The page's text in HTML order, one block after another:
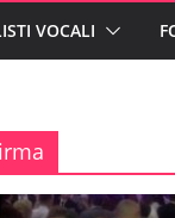
VOCALI